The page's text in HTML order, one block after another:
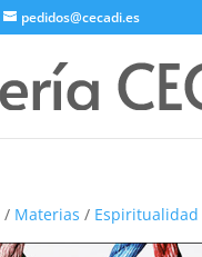
pedidos@cecadi.es
/ Materias / Espiritualidad